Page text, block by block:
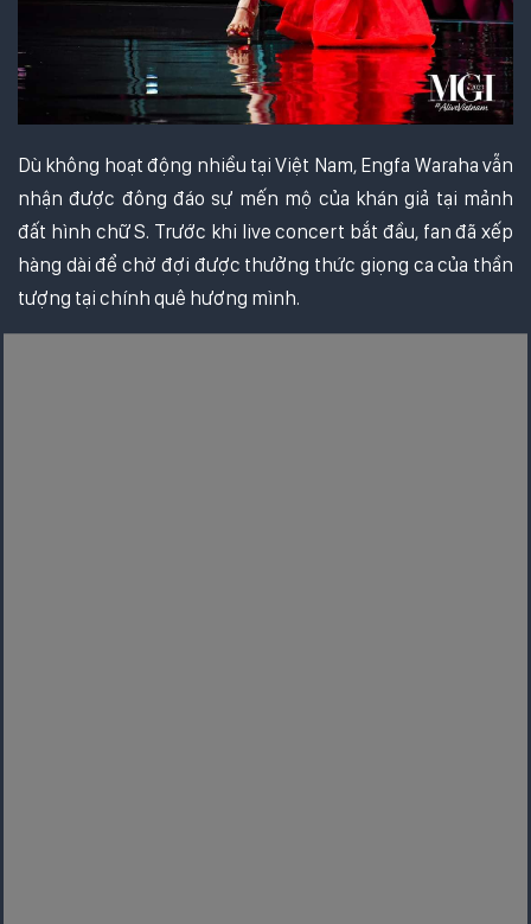
Dù không hoạt động nhiều tại Việt Nam, Engfa Waraha vẫn
nhận được đông đáo sự mến mộ của khán giả tại mảnh
đất hình chữ S. Trước khi live concert bắt đầu, fan đã xếp
hàng dài để chờ đợi được thưởng thức giọng ca của thần
tượng tại chính quê hương mình.